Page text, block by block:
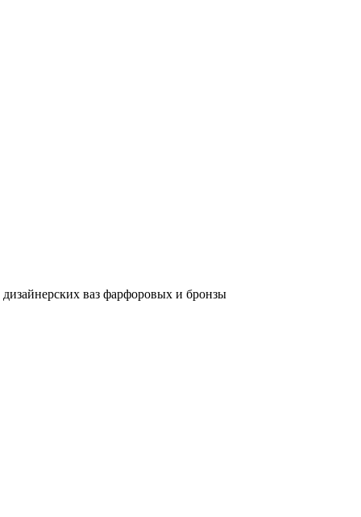
ваз фарфоровых и бронзы